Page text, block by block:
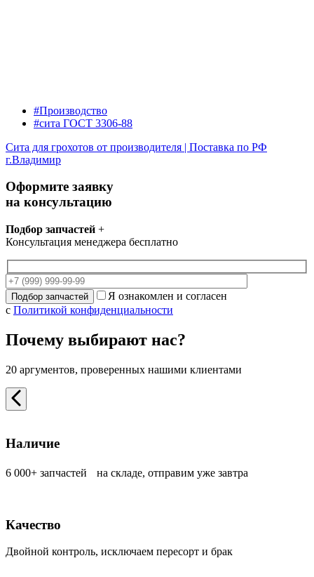
#Производство
#сита ГОСТ 3306-88
Сита для грохотов от производителя | Поставка по РФ
г.Владимир
Оформите заявку
на консультацию
Подбор запчастей +
Консультация менеджера бесплатно
Я ознакомлен и согласен
с Политикой конфиденциальности
Почему выбирают нас?
20 аргументов, проверенных нашими клиентами
Наличие
6 000+ запчастей на складе, отправим уже завтра
Качество
Двойной контроль, исключаем пересорт и брак